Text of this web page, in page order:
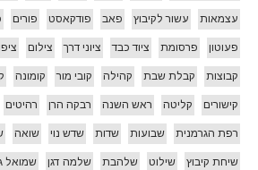
עצמאות עשור לקיבוץ פאב פודקאסט פורים
פעוטון פרסומת ציוד כבד ציוני דרך צילום
קבוצות קבלת שבת קהילה קובי מור קומונה
קישורים קליטה ראש השנה רבקה הרן רהיטים
רפת הגרמנית שבועות שדות שדש נוי שואה
שיחת קיבוץ שילוט שלהבת שלמה דגן שמואל